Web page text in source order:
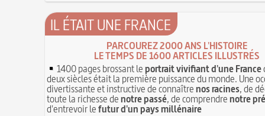
IL ÉTAIT UNE FRANCE
PARCOUREZ 2000 ANS L'HISTOIRE
LE TEMPS DE 1600 ARTICLES ILLUSTRÉS
1400 pages brossant leportrait vivifiant d'une France
deux siècles était la première puissance du monde. Une
divertissante et instructive de connaîtrenos racines, de
toute la richesse denotre passé, de comprendrenotre
d'entrevoir lefutur d'un pays millénaire